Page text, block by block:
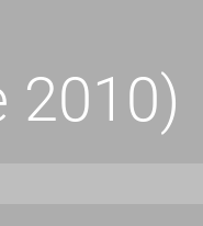
2010)